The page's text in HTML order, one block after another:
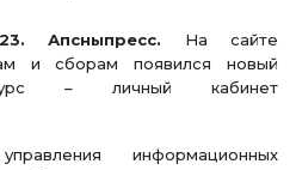
Апсныпресс. На сайте
и сборам появился новый
– личный кабинет
информационных